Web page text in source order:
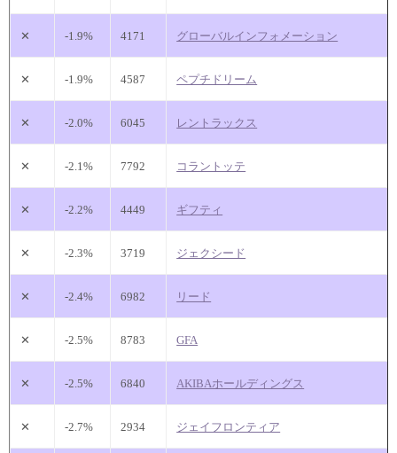
✕ -1.9% 4171 グローバルインフォメーション
✕ -1.9% 4587 ペプチドリーム
✕ -2.0% 6045 レントラックス
✕ -2.1% 7792 コラントッテ
✕ -2.2% 4449 ギフティ
✕ -2.3% 3719 ジェクシード
✕ -2.4% 6982 リード
✕ -2.5% 8783 GFA
✕ -2.5% 6840 AKIBAホールディングス
✕ -2.7% 2934 ジェイフロンティア